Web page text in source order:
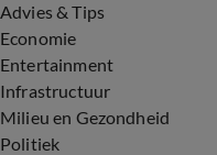
Advies & Tips
Economie
Entertainment
Infrastructuur
Milieu en Gezondheid
Politiek